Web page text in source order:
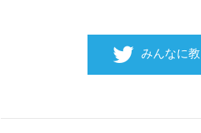
みんなに